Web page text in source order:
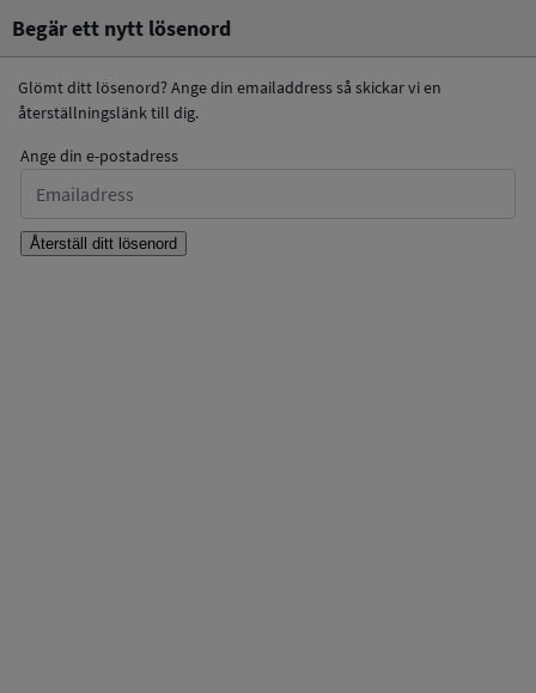
Begär ett nytt lösenord
Glömt ditt lösenord? Ange din emailaddress så skickar vi en
återställningslänk till dig.
Ange din e-postadress
Återställ ditt lösenord